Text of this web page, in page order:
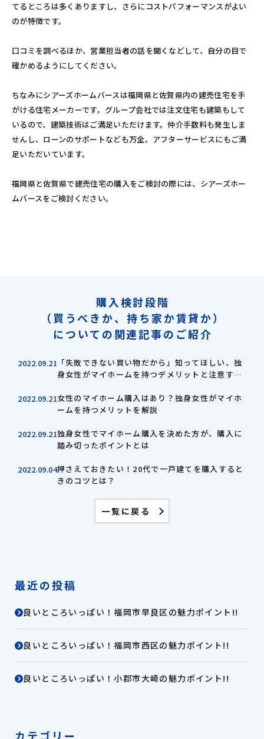
てるところは多くありますし、さらにコストパフォーマンスがよい
のが特徴です。
口コミを調べるほか、営業担当者の話を聞くなどして、自分の目で
確かめるようにしてください。
ちなみにシアーズホームバースは福岡県と佐賀県内の建売住宅を手
がける住宅メーカーです。グループ会社では注文住宅も建築もして
いるので、建築技術はご満足いただけます。仲介手数料も発生しま
せんし、ローンのサポートなども万全。アフターサービスにもご満
足いただいています。
福岡県と佐賀県で建売住宅の購入をご検討の際には、シアーズホー
ムバースをご検討ください。
購入検討段階
（買うべきか、持ち家か賃貸か）
についての関連記事のご紹介
2022.09.21 「失敗できない買い物だから」知ってほしい、独
身女性がマイホームを持つデメリットと注意すべ
2022.09.21女性のマイホーム購入はあり？独身女性がマイホ
ームを持つメリットを解説
2022.09.21独身女性でマイホーム購入を決めた方が、購入に
踏み切ったポイントとは
2022.09.04押さえておきたい！20代で一戸建てを購入すると
きのコツとは？
一覧に戻る
最近の投稿
良いところいっぱい！福岡市早良区の魅力ポイント!!
良いところいっぱい！福岡市西区の魅力ポイント!!
良いところいっぱい！小郡市大崎の魅力ポイント!!
カテゴリー